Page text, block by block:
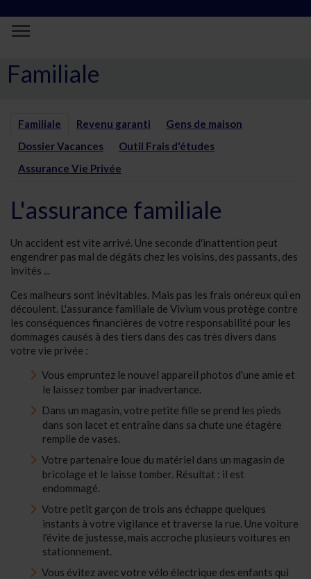
Assurance Familiale | Assurances
Familiale
Familiale Revenu garanti
Gens de maison
Dossier Vacances
Outil Frais d'études
Assurance Vie Privée
L'assurance familiale
Un accident est vite arrivé. Une seconde d'inattention peut
engendrer pas mal de dégâts chez les voisins, des passants, des
invités ...
Ces malheurs sont inévitables. Mais pas les frais onéreux qui en
découlent. L'assurance familiale de Vivium vous protège contre
les conséquences financières de votre responsabilité pour les
dommages causés à des tiers dans des cas très divers dans
votre vie privée :
Vous empruntez le nouvel appareil photos d'une amie et
le laissez tomber par inadvertance.
Dans un magasin, votre petite fille se prend les pieds
dans son lacet et entraîne dans sa chute une étagère
remplie de vases.
Votre partenaire loue du matériel dans un magasin de
bricolage et le laisse tomber. Résultat : il est
endommagé.
Votre petit garçon de trois ans échappe quelques
instants à votre vigilance et traverse la rue. Une voiture
l'évite de justesse, mais accroche plusieurs voitures en
stationnement.
Vous évitez avec votre vélo électrique des enfants qui